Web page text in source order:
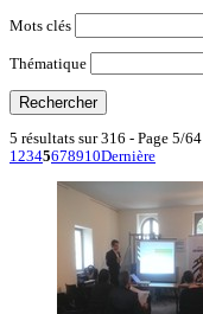
Mots clés
Thématique
5 résultats sur 316 - Page 5/64
12345678910Dernière